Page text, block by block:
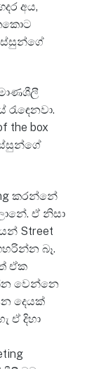
අය,
the box
කරන්නේ
ඒ නිසා
Street
බෑ.
ඒක
වෙන්නෙ
දෙයක්
ඒ දිහා